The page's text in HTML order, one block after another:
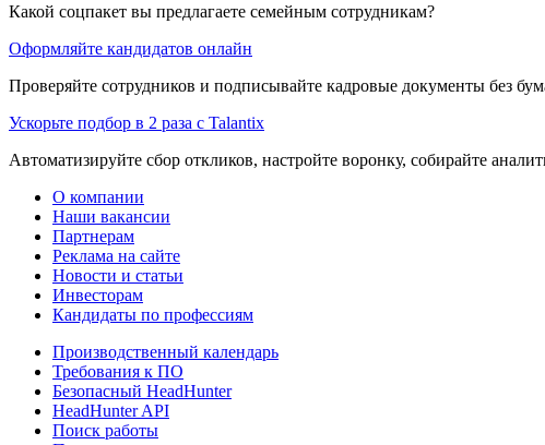
Какой соцпакет вы предлагаете семейным сотрудникам?
Оформляйте кандидатов онлайн
Проверяйте сотрудников и подписывайте кадровые документы без
Ускорьте подбор в 2 раза с Talantix
Автоматизируйте сбор откликов, настройте воронку, собирайте
О компании
Наши вакансии
Партнерам
Реклама на сайте
Новости и статьи
Инвесторам
Кандидаты по профессиям
Производственный календарь
Требования к ПО
Безопасный HeadHunter
HeadHunter API
Поиск работы